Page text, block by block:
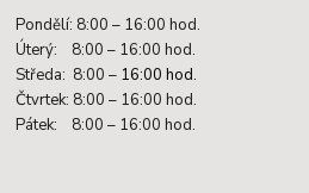
Pondělí: 8:00 – 16:00 hod.
Úterý: 8:00 – 16:00 hod.
Středa: 8:00 – 16:00 hod.
Čtvrtek: 8:00 – 16:00 hod.
Pátek: 8:00 – 16:00 hod.